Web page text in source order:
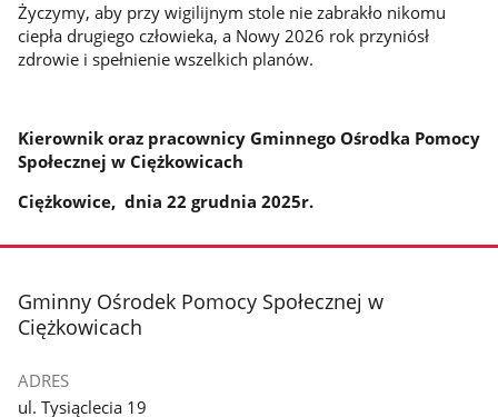
Życzymy, aby przy wigilijnym stole nie zabrakło nikomu
ciepła drugiego człowieka, a Nowy 2026 rok przyniósł
zdrowie i spełnienie wszelkich planów.
Kierownik oraz pracownicy Gminnego Ośrodka Pomocy
Społecznej w Ciężkowicach
Ciężkowice, dnia 22 grudnia 2025r.
stopka
Gminny Ośrodek Pomocy Społecznej w
Ciężkowicach
ADRES
ul. Tysiąclecia 19